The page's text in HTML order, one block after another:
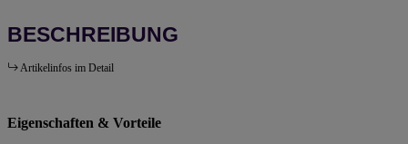
BESCHREIBUNG
Artikelinfos im Detail
Eigenschaften & Vorteile